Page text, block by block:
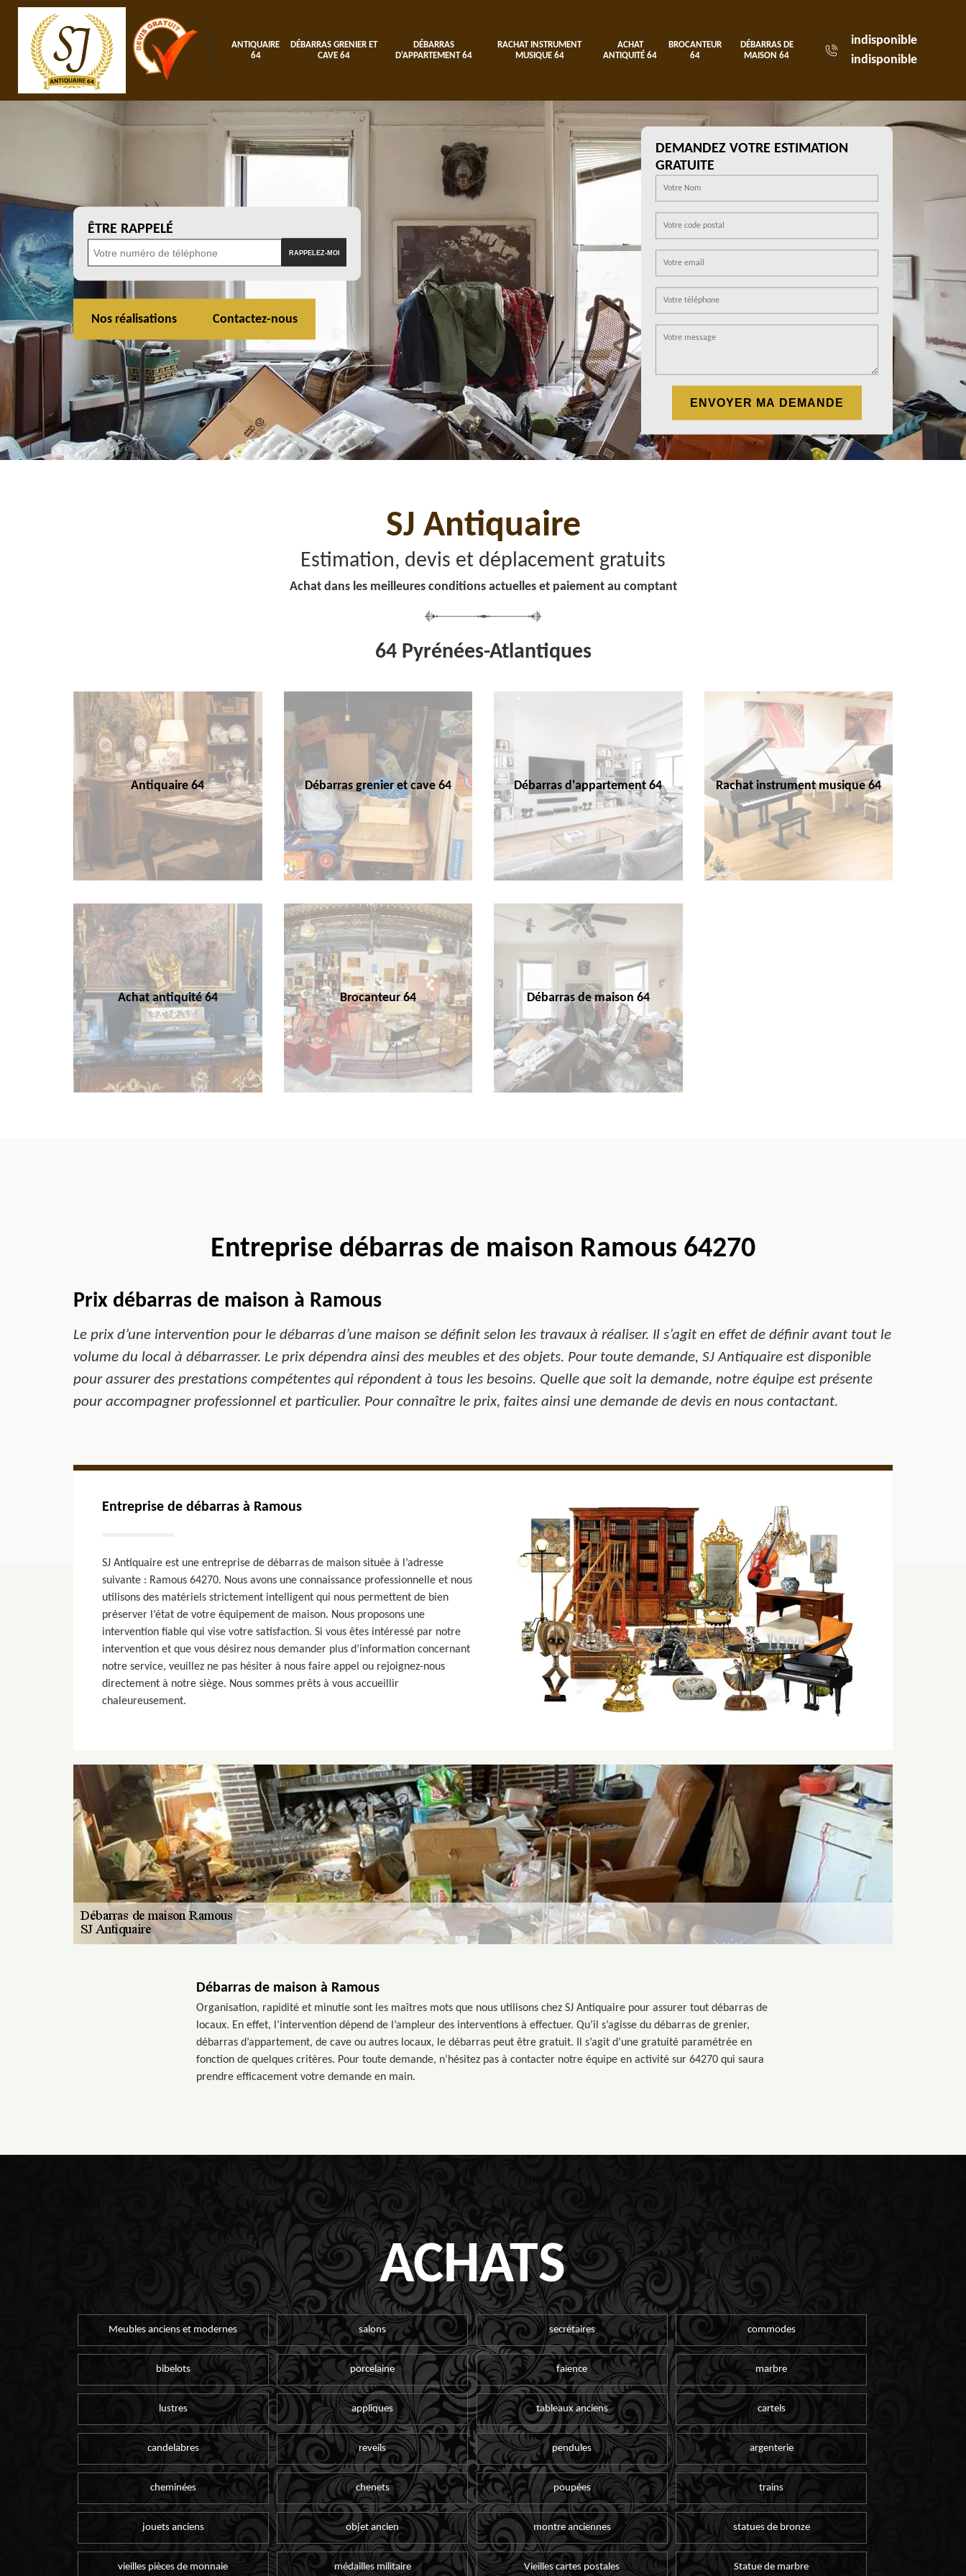
ANTIQUAIRE
64
DÉBARRAS GRENIER ET
CAVE 64
DÉBARRAS
D'APPARTEMENT 64
RACHAT INSTRUMENT
MUSIQUE 64
ACHAT
ANTIQUITÉ 64
BROCANTEUR
64
DÉBARRAS DE
MAISON 64
indisponible
indisponible
ÊTRE RAPPELÉ
Nos réalisations Contactez-nous
DEMANDEZ VOTRE ESTIMATION
GRATUITE
SJ Antiquaire
Estimation, devis et déplacement gratuits
Achat dans les meilleures conditions actuelles et paiement au comptant
64 Pyrénées-Atlantiques
Antiquaire 64 Débarras grenier et cave 64 Débarras d'appartement 64 Rachat instrument musique 64
Achat antiquité 64 Brocanteur 64 Débarras de maison 64
Entreprise débarras de maison Ramous 64270
Prix débarras de maison à Ramous
Le prix d’une intervention pour le débarras d’une maison se définit selon les travaux à réaliser. Il s’agit en effet de définir avant tout le
volume du local à débarrasser. Le prix dépendra ainsi des meubles et des objets. Pour toute demande, SJ Antiquaire est disponible
pour assurer des prestations compétentes qui répondent à tous les besoins. Quelle que soit la demande, notre équipe est présente
pour accompagner professionnel et particulier. Pour connaître le prix, faites ainsi une demande de devis en nous contactant.
Entreprise de débarras à Ramous
SJ Antiquaire est une entreprise de débarras de maison située à l’adresse
suivante : Ramous 64270. Nous avons une connaissance professionnelle et nous
utilisons des matériels strictement intelligent qui nous permettent de bien
préserver l’état de votre équipement de maison. Nous proposons une
intervention fiable qui vise votre satisfaction. Si vous êtes intéressé par notre
intervention et que vous désirez nous demander plus d’information concernant
notre service, veuillez ne pas hésiter à nous faire appel ou rejoignez-nous
directement à notre siège. Nous sommes prêts à vous accueillir
chaleureusement.
Débarras de maison à Ramous
Organisation, rapidité et minutie sont les maîtres mots que nous utilisons chez SJ Antiquaire pour assurer tout débarras de
locaux. En effet, l’intervention dépend de l’ampleur des interventions à effectuer. Qu’il s’agisse du débarras de grenier,
débarras d’appartement, de cave ou autres locaux, le débarras peut être gratuit. Il s’agit d’une gratuité paramétrée en
fonction de quelques critères. Pour toute demande, n’hésitez pas à contacter notre équipe en activité sur 64270 qui saura
prendre efficacement votre demande en main.
ACHATS
Meubles anciens et modernes salons secrétaires commodes
bibelots porcelaine faïence marbre
lustres appliques tableaux anciens cartels
candelabres reveils pendules argenterie
cheminées chenets poupées trains
jouets anciens objet ancien montre anciennes statues de bronze
vieilles pièces de monnaie médailles militaire Vieilles cartes postales Statue de marbre